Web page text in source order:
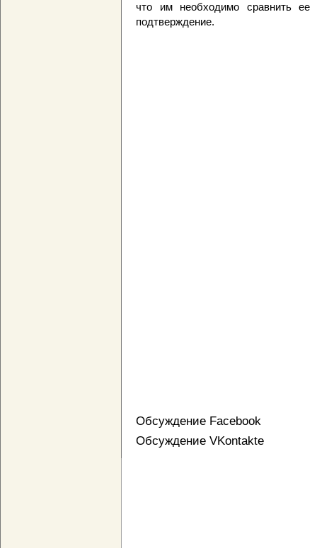
что им необходимо сравнить
подтверждение.
Обсуждение Facebook
Обсуждение VKontakte